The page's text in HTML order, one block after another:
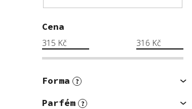
Cena
315 Kč 316 Kč
Forma ?
Parfém ?